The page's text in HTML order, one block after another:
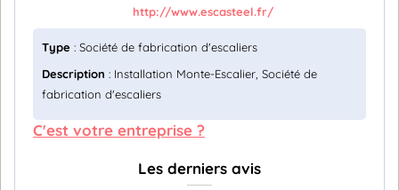
http://www.escasteel.fr/
Type : Société de fabrication d'escaliers
Description : Installation Monte-Escalier, Société de
fabrication d'escaliers
C'est votre entreprise ?
Les derniers avis